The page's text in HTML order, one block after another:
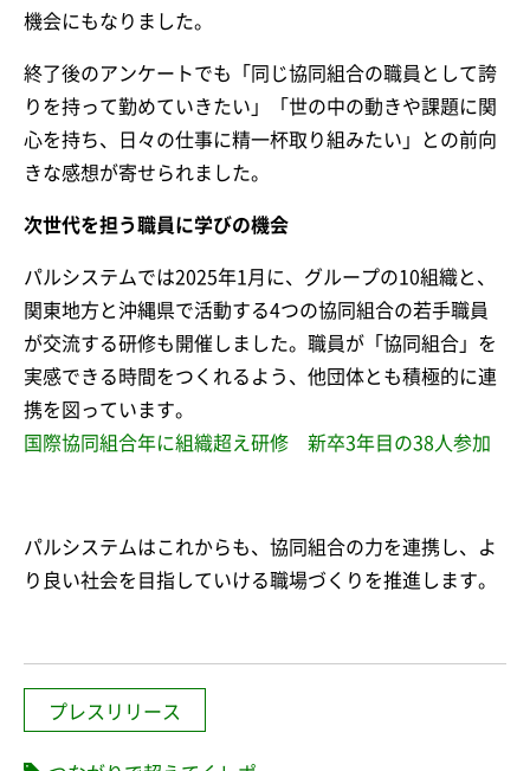
機会にもなりました。
終了後のアンケートでも「同じ協同組合の職員として誇
りを持って勤めていきたい」「世の中の動きや課題に関
心を持ち、日々の仕事に精一杯取り組みたい」との前向
きな感想が寄せられました。
次世代を担う職員に学びの機会
パルシステムでは2025年1月に、グループの10組織と、
関東地方と沖縄県で活動する4つの協同組合の若手職員
が交流する研修も開催しました。職員が「協同組合」を
実感できる時間をつくれるよう、他団体とも積極的に連
携を図っています。
国際協同組合年に組織超え研修 新卒3年目の38人参加
パルシステムはこれからも、協同組合の力を連携し、よ
り良い社会を目指していける職場づくりを推進します。
プレスリリース